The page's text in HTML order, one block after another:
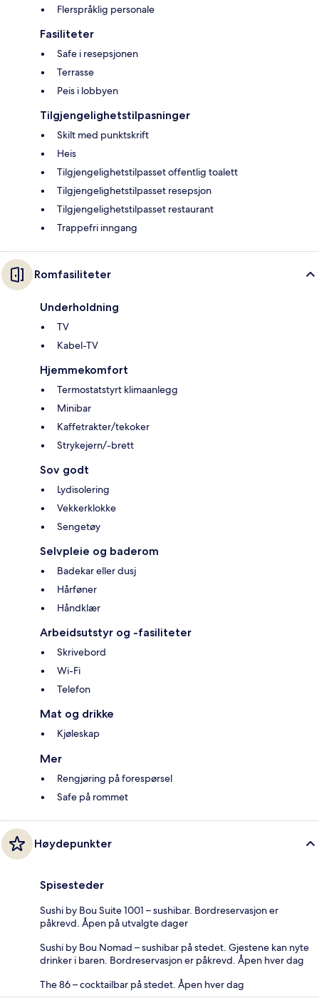
Flerspråklig personale
Fasiliteter
Safe i resepsjonen
Terrasse
Peis i lobbyen
Tilgjengelighetstilpasninger
Skilt med punktskrift
Heis
Tilgjengelighetstilpasset offentlig toalett
Tilgjengelighetstilpasset resepsjon
Tilgjengelighetstilpasset restaurant
Trappefri inngang
Romfasiliteter
Underholdning
TV
Kabel-TV
Hjemmekomfort
Termostatstyrt klimaanlegg
Minibar
Kaffetrakter/tekoker
Strykejern/-brett
Sov godt
Lydisolering
Vekkerklokke
Sengetøy
Selvpleie og baderom
Badekar eller dusj
Hårføner
Håndklær
Arbeidsutstyr og -fasiliteter
Skrivebord
Wi-Fi
Telefon
Mat og drikke
Kjøleskap
Mer
Rengjøring på forespørsel
Safe på rommet
Høydepunkter
Spisesteder
Sushi by Bou Suite 1001 – sushibar. Bordreservasjon er
påkrevd. Åpen på utvalgte dager
Sushi by Bou Nomad – sushibar på stedet. Gjestene kan nyte
drinker i baren. Bordreservasjon er påkrevd. Åpen hver dag
The 86 – cocktailbar på stedet. Åpen hver dag